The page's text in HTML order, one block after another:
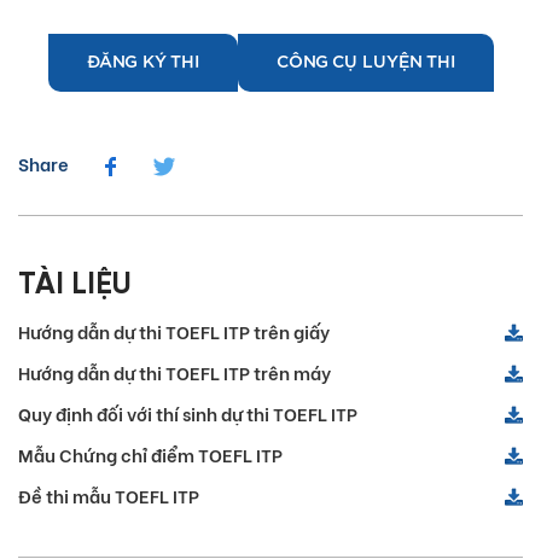
ĐĂNG KÝ THI CÔNG CỤ LUYỆN THI
Share
TÀI LIỆU
Hướng dẫn dự thi TOEFL ITP trên giấy
Hướng dẫn dự thi TOEFL ITP trên máy
Quy định đối với thí sinh dự thi TOEFL ITP
Mẫu Chứng chỉ điểm TOEFL ITP
Đề thi mẫu TOEFL ITP